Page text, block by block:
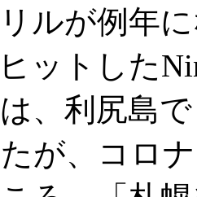
ルが例年
ットした
、利尻島
が、コロ